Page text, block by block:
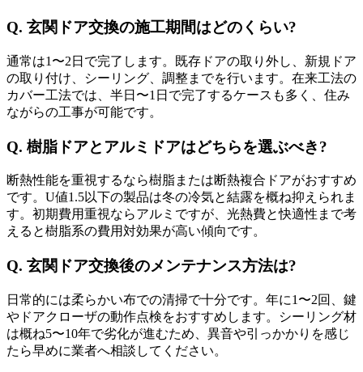
Q. 玄関ドア交換の施工期間はどのくらい?
通常は1〜2日で完了します。既存ドアの取り外し、新規ドア
の取り付け、シーリング、調整までを行います。在来工法の
カバー工法では、半日〜1日で完了するケースも多く、住み
ながらの工事が可能です。
Q. 樹脂ドアとアルミドアはどちらを選ぶべき?
断熱性能を重視するなら樹脂または断熱複合ドアがおすすめ
です。U値1.5以下の製品は冬の冷気と結露を概ね抑えられま
す。初期費用重視ならアルミですが、光熱費と快適性まで考
えると樹脂系の費用対効果が高い傾向です。
Q. 玄関ドア交換後のメンテナンス方法は?
日常的には柔らかい布での清掃で十分です。年に1〜2回、鍵
やドアクローザの動作点検をおすすめします。シーリング材
は概ね5〜10年で劣化が進むため、異音や引っかかりを感じ
たら早めに業者へ相談してください。